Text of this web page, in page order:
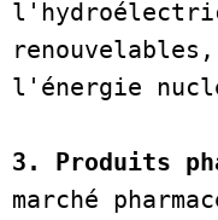
l'énergie
3. Produits
marché